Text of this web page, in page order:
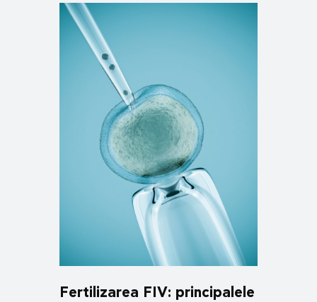
Fertilizarea FIV: principalele